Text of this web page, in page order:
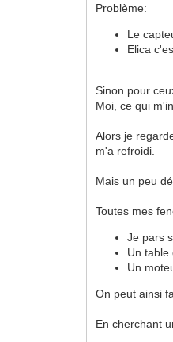
Problème:
Le
Elica
Sinon pour
Moi, ce qui
Alors je
m'a refroidi.
Mais un peu
Toutes mes
Je pars
Un table
Un
On peut ainsi
En cherchant